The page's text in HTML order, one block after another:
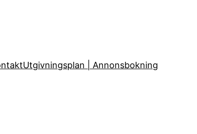
Utgivningsplan | Annonsbokning